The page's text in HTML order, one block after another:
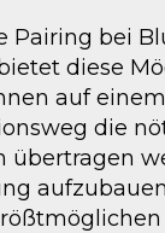
Pairing bei
diese
auf
die
übertragen